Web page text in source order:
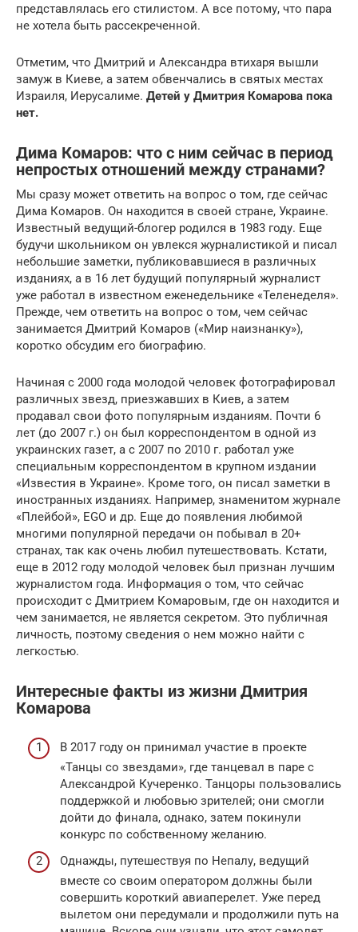
представлялась его стилистом. А все потому, что пара
не хотела быть рассекреченной.
Отметим, что Дмитрий и Александра втихаря вышли
замуж в Киеве, а затем обвенчались в святых местах
Израиля, Иерусалиме. Детей у Дмитрия Комарова пока
нет.
Дима Комаров: что с ним сейчас в период
непростых отношений между странами?
Мы сразу может ответить на вопрос о том, где сейчас
Дима Комаров. Он находится в своей стране, Украине.
Известный ведущий-блогер родился в 1983 году. Еще
будучи школьником он увлекся журналистикой и писал
небольшие заметки, публиковавшиеся в различных
изданиях, а в 16 лет будущий популярный журналист
уже работал в известном еженедельнике «Теленеделя».
Прежде, чем ответить на вопрос о том, чем сейчас
занимается Дмитрий Комаров («Мир наизнанку»),
коротко обсудим его биографию.
Начиная с 2000 года молодой человек фотографировал
различных звезд, приезжавших в Киев, а затем
продавал свои фото популярным изданиям. Почти 6
лет (до 2007 г.) он был корреспондентом в одной из
украинских газет, а с 2007 по 2010 г. работал уже
специальным корреспондентом в крупном издании
«Известия в Украине». Кроме того, он писал заметки в
иностранных изданиях. Например, знаменитом журнале
«Плейбой», EGO и др. Еще до появления любимой
многими популярной передачи он побывал в 20+
странах, так как очень любил путешествовать. Кстати,
еще в 2012 году молодой человек был признан лучшим
журналистом года. Информация о том, что сейчас
происходит с Дмитрием Комаровым, где он находится и
чем занимается, не является секретом. Это публичная
личность, поэтому сведения о нем можно найти с
легкостью.
Интересные факты из жизни Дмитрия
Комарова
В 2017 году он принимал участие в проекте
«Танцы со звездами», где танцевал в паре с
Александрой Кучеренко. Танцоры пользовались
поддержкой и любовью зрителей; они смогли
дойти до финала, однако, затем покинули
конкурс по собственному желанию.
Однажды, путешествуя по Непалу, ведущий
вместе со своим оператором должны были
совершить короткий авиаперелет. Уже перед
вылетом они передумали и продолжили путь на